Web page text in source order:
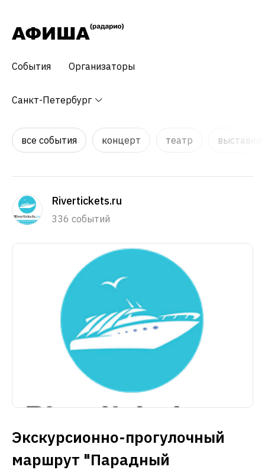
События Организаторы
Санкт-Петербург
все события концерт театр
Rivertickets.ru
336 событий
Экскурсионно-прогулочный
маршрут "Парадный